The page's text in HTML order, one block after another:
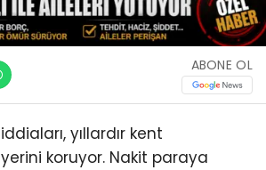
ABONE OL
yıllardır kent
koruyor. Nakit paraya